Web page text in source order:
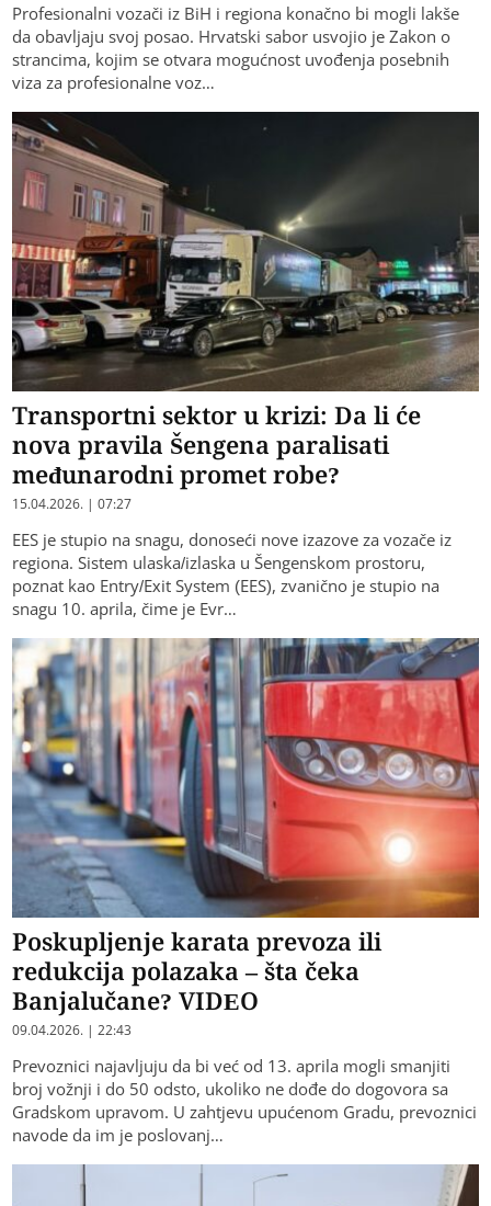
Profesionalni vozači iz BiH i regiona konačno bi mogli lakše
da obavljaju svoj posao. Hrvatski sabor usvojio je Zakon o
strancima, kojim se otvara mogućnost uvođenja posebnih
viza za profesionalne voz…
Transportni sektor u krizi: Da li će
nova pravila Šengena paralisati
međunarodni promet robe?
15.04.2026. | 07:27
EES je stupio na snagu, donoseći nove izazove za vozače iz
regiona. Sistem ulaska/izlaska u Šengenskom prostoru,
poznat kao Entry/Exit System (EES), zvanično je stupio na
snagu 10. aprila, čime je Evr…
Poskupljenje karata prevoza ili
redukcija polazaka – šta čeka
Banjalučane? VIDEO
09.04.2026. | 22:43
Prevoznici najavljuju da bi već od 13. aprila mogli smanjiti
broj vožnji i do 50 odsto, ukoliko ne dođe do dogovora sa
Gradskom upravom. U zahtjevu upućenom Gradu, prevoznici
navode da im je poslovanj…